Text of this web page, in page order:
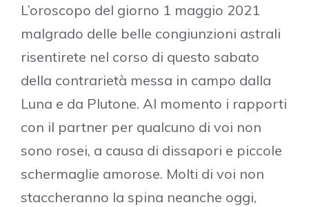
L’oroscopo del giorno 1 maggio 2021
malgrado delle belle congiunzioni astrali
risentirete nel corso di questo sabato
della contrarietà messa in campo dalla
Luna e da Plutone. Al momento i rapporti
con il partner per qualcuno di voi non
sono rosei, a causa di dissapori e piccole
schermaglie amorose. Molti di voi non
staccheranno la spina neanche oggi,